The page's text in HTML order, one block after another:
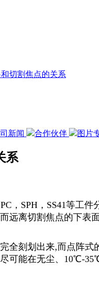
切割焦点的关系
新闻 合作伙伴 图片
系
，SPH，SS41等工
远离切割焦点的下表面
全刻划出来,而点阵
可能在无尘、10℃-